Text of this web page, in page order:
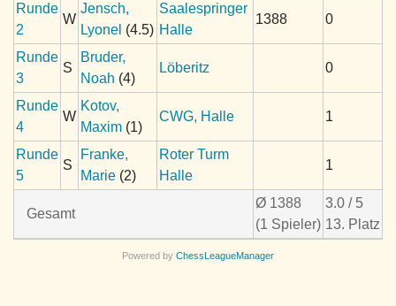
Runde
2
W
Jensch,
Lyonel (4.5)
Saalespringer
Halle
1388 0
Runde
3
S
Bruder,
Noah (4)
Löberitz 0
Runde
4
W
Kotov,
Maxim(1)
CWG, Halle 1
Runde
5
S
Franke,
Marie(2)
Roter Turm
Halle
1
Gesamt
Ø 1388
(1 Spieler)
3.0 / 5
13. Platz
Powered by ChessLeagueManager